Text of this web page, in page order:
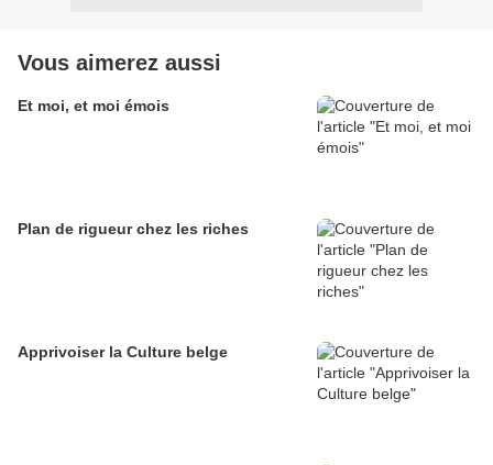
Vous aimerez aussi
Et moi, et moi émois
Plan de rigueur chez les riches
Apprivoiser la Culture belge